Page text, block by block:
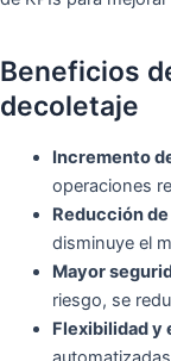
Beneficios
decoletaje
Incremento
operaciones
Reducción
disminuye el
Mayor
riesgo, se
Flexibilidad y